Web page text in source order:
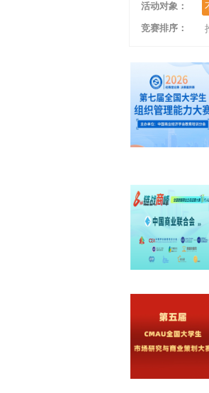
赛
活动对象：
竞赛排序：